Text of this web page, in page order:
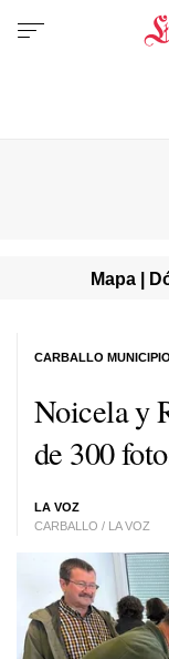
Mapa |
Noicela y
de 300
LA VOZ
CARBALLO / LA VOZ
CARBALLO MUNICIPIO